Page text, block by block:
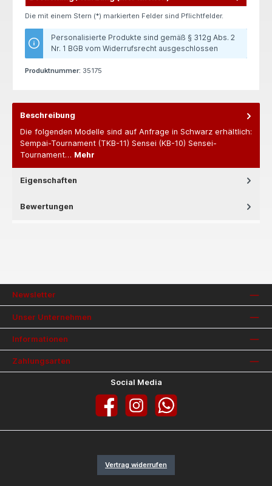
Die mit einem Stern (*) markierten Felder sind Pflichtfelder.
Personalisierte Produkte sind gemäß § 312g Abs. 2
Nr. 1 BGB vom Widerrufsrecht ausgeschlossen
Produktnummer: 35175
Beschreibung
Die folgenden Modelle sind auf Anfrage in Schwarz erhältlich:
Sempai-Tournament (TKB-11) Sensei (KB-10) Sensei-
Tournament… Mehr
Eigenschaften
Bewertungen
Newsletter
Unser Unternehmen
Informationen
Zahlungsarten
Social Media
Facebook InstagramWhatsApp
Vertrag widerrufen